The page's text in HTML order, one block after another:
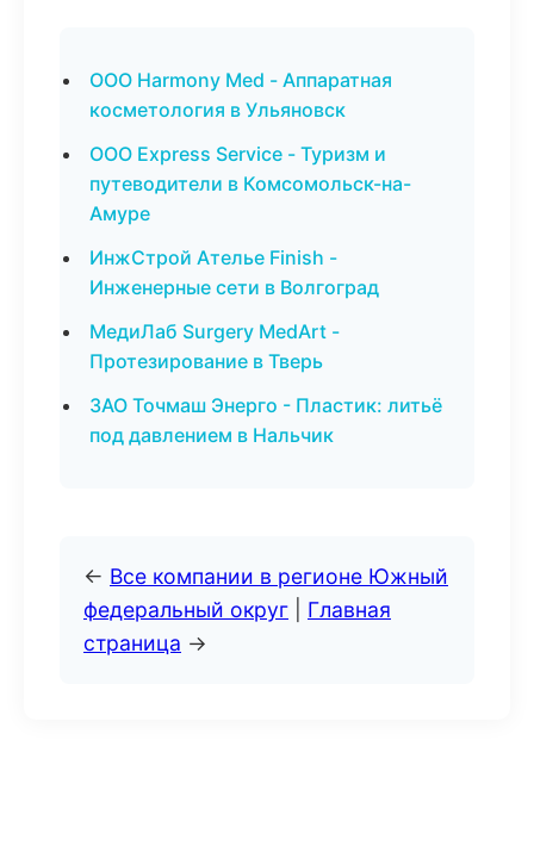
ООО Harmony Med - Аппаратная
косметология в Ульяновск
ООО Express Service - Туризм и
путеводители в Комсомольск-на-
Амуре
ИнжСтрой Ателье Finish -
Инженерные сети в Волгоград
МедиЛаб Surgery MedArt -
Протезирование в Тверь
ЗАО Точмаш Энерго - Пластик: литьё
под давлением в Нальчик
← Все компании в регионе Южный
федеральный округ
Главная
страница →